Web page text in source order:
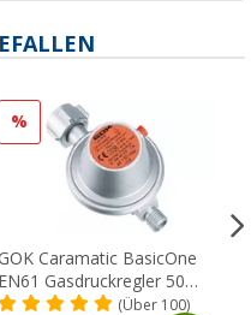
%
Caramatic BasicOne
EN61 Gasdruckregler 50
KLF x G 1/4 LH-KN
(Über 100)